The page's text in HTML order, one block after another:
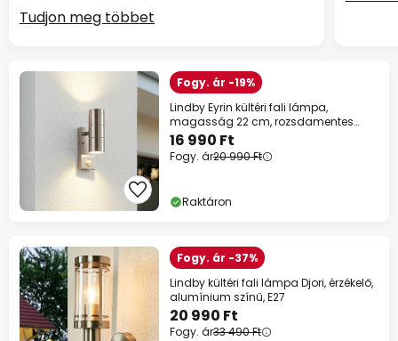
Tudjon meg többet
Fogy. ár -19%
Lindby Eyrin kültéri fali lámpa,
magasság 22 cm, rozsdamentes
acél, érzékelő
16 990 Ft
Fogy. ár20 990 Ft
Raktáron
Fogy. ár -37%
Lindby kültéri fali lámpa Djori, érzékelő,
alumínium színű, E27
20 990 Ft
Fogy. ár33 490 Ft